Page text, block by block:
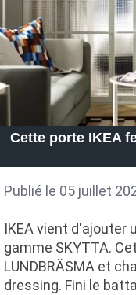
Cette porte IKEA
Publié le 05 juillet
IKEA vient d'ajouter
gamme SKYTTA.
LUNDBRÄSMA et
dressing. Fini le